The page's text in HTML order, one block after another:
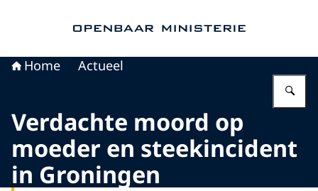
Home Actueel
Verdachte moord op
moeder en steekincident
in Groningen